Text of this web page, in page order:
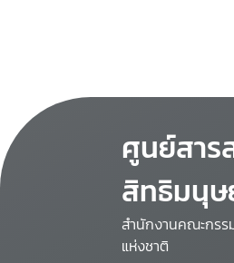
ศูนย์สาร
สิทธิมนุ
สำนักงานคณะกร
แห่งชาติ